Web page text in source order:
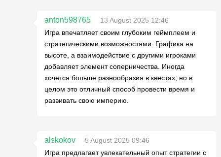
anton598765
13 August 2025 12:46
Игра впечатляет своим глубоким геймплеем и
стратегическими возможностями. Графика на
высоте, а взаимодействие с другими игроками
добавляет элемент соперничества. Иногда
хочется больше разнообразия в квестах, но в
целом это отличный способ провести время и
развивать свою империю.
alskokov
5 August 2025 09:46
Игра предлагает увлекательный опыт стратегии с